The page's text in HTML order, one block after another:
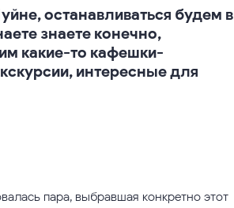
останавливаться будем в
знаете конечно,
какие-то кафешки-
интересные для
пара, выбравшая конкретно этот